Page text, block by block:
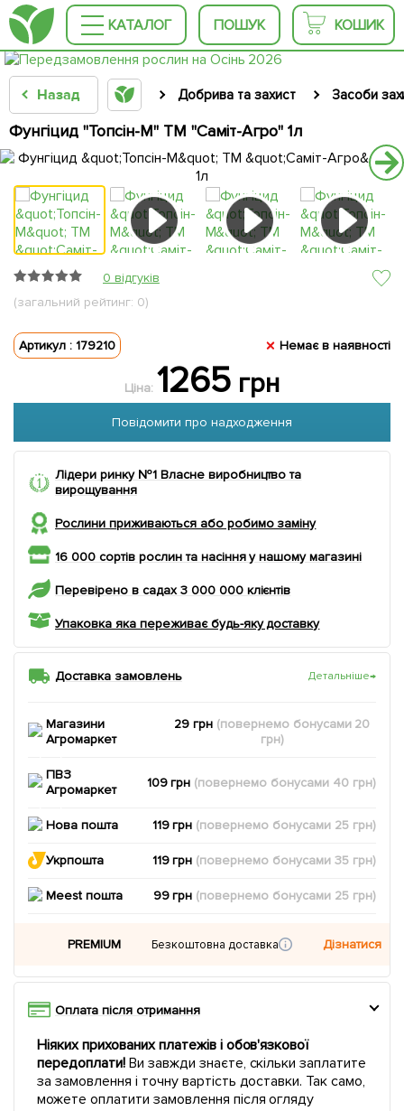
КАТАЛОГ ПОШУК КОШИК
Назад Добрива та захист Засоби
Фунгіцид "Топсін-М" ТМ "Саміт-Агро" 1л
0 відгуків
(загальний рейтинг: 0)
Артикул : 179210 Немає в наявності
Ціна: 1265грн
Повідомити про надходження
Лідери ринку №1 Власне виробництво та
вирощування
Рослини приживаються або робимо заміну
16 000 сортів рослин та насіння у нашому магазині
Перевірено в садах 3 000 000 клієнтів
Упаковка яка переживає будь-яку доставку
Доставка замовлень Детальніше→
Магазини
Агромаркет
29 грн (повернемобонусами 20
грн)
ПВЗ
Агромаркет
109 грн (повернемо бонусами 40 грн)
Нова пошта 119 грн (повернемо бонусами 25 грн)
Укрпошта 119 грн (повернемо бонусами35 грн)
Meest пошта 99 грн (повернемо бонусами 25 грн)
PREMIUM Безкоштовна доставка Дізнатися
Оплата після отримання
Ніяких прихованих платежів і обов'язкової
передоплати!Ви завжди знаєте, скільки заплатите
за замовлення і точну вартість доставки. Так само,
можете оплатити замовлення після огляду